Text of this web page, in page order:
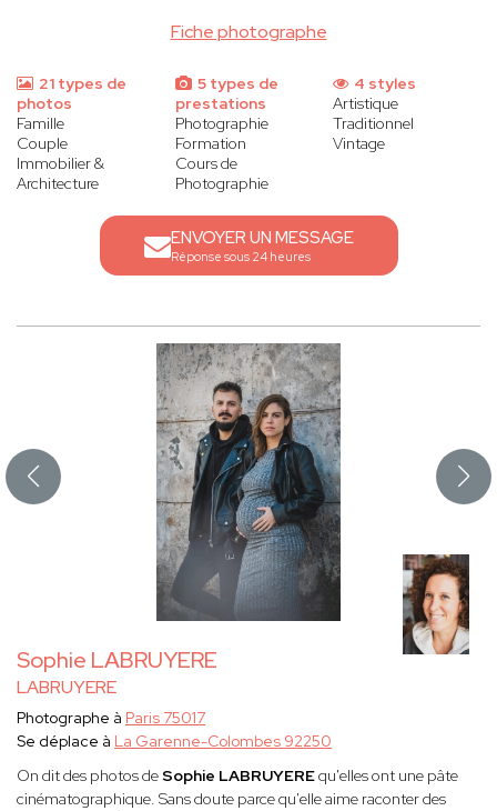
Fiche photographe
21 types de
photos
Famille
Couple
Immobilier &
Architecture
5 types de
prestations
Photographie
Formation
Cours de
Photographie
4 styles
Artistique
Traditionnel
Vintage
ENVOYER UN MESSAGE
Réponse sous 24 heures
Sophie LABRUYERE
LABRUYERE
Photographe à Paris 75017
Se déplace à La Garenne-Colombes 92250
On dit des photos deSophie LABRUYEREqu'elles ont une pâte
cinématographique. Sans doute parce qu'elle aime raconter des